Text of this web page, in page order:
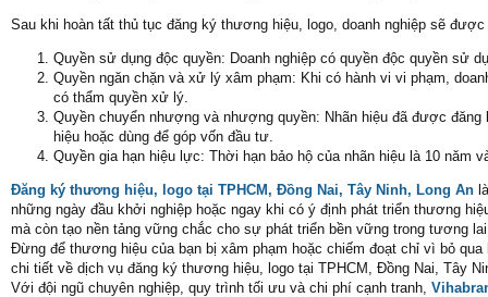
Sau khi hoàn tất thủ tục đăng ký thương hiệu, logo, doanh nghiệp sẽ
Quyền sử dụng độc quyền: Doanh nghiệp có quyền độc quyền sử
Quyền ngăn chặn và xử lý xâm phạm: Khi có hành vi vi phạm,
có thẩm quyền xử lý.
Quyền chuyển nhượng và nhượng quyền: Nhãn hiệu đã được
hiệu hoặc dùng để góp vốn đầu tư.
Quyền gia hạn hiệu lực: Thời hạn bảo hộ của nhãn hiệu là 10 năm
Đăng ký thương hiệu, logo tại TPHCM, Đồng Nai, Tây Ninh, Long An
những ngày đầu khởi nghiệp hoặc ngay khi có ý định phát triển thương
mà còn tạo nền tảng vững chắc cho sự phát triển bền vững trong tương
Đừng để thương hiệu của bạn bị xâm phạm hoặc chiếm đoạt chỉ vì bỏ
chi tiết về dịch vụ đăng ký thương hiệu, logo tại TPHCM, Đồng Nai, Tây
Với đội ngũ chuyên nghiệp, quy trình tối ưu và chi phí cạnh tranh,